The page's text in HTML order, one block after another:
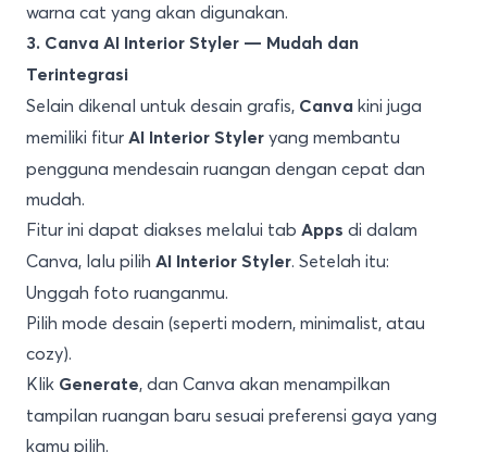
warna cat yang akan digunakan.
3. Canva AI Interior Styler — Mudah dan
Terintegrasi
Selain dikenal untuk desain grafis, Canva kini juga
memiliki fitur AI Interior Styler yang membantu
pengguna mendesain ruangan dengan cepat dan
mudah.
Fitur ini dapat diakses melalui tab Apps di dalam
Canva, lalu pilih AI Interior Styler. Setelah itu:
Unggah foto ruanganmu.
Pilih mode desain (seperti modern, minimalist, atau
cozy).
Klik Generate, dan Canva akan menampilkan
tampilan ruangan baru sesuai preferensi gaya yang
kamu pilih.